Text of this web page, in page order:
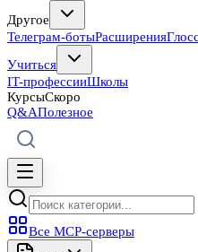
Другое
Телеграм-ботыРасширения
Учиться
IT-профессииШколы
КурсыСкоро
Q&AПолезное
Все MCP-серверы